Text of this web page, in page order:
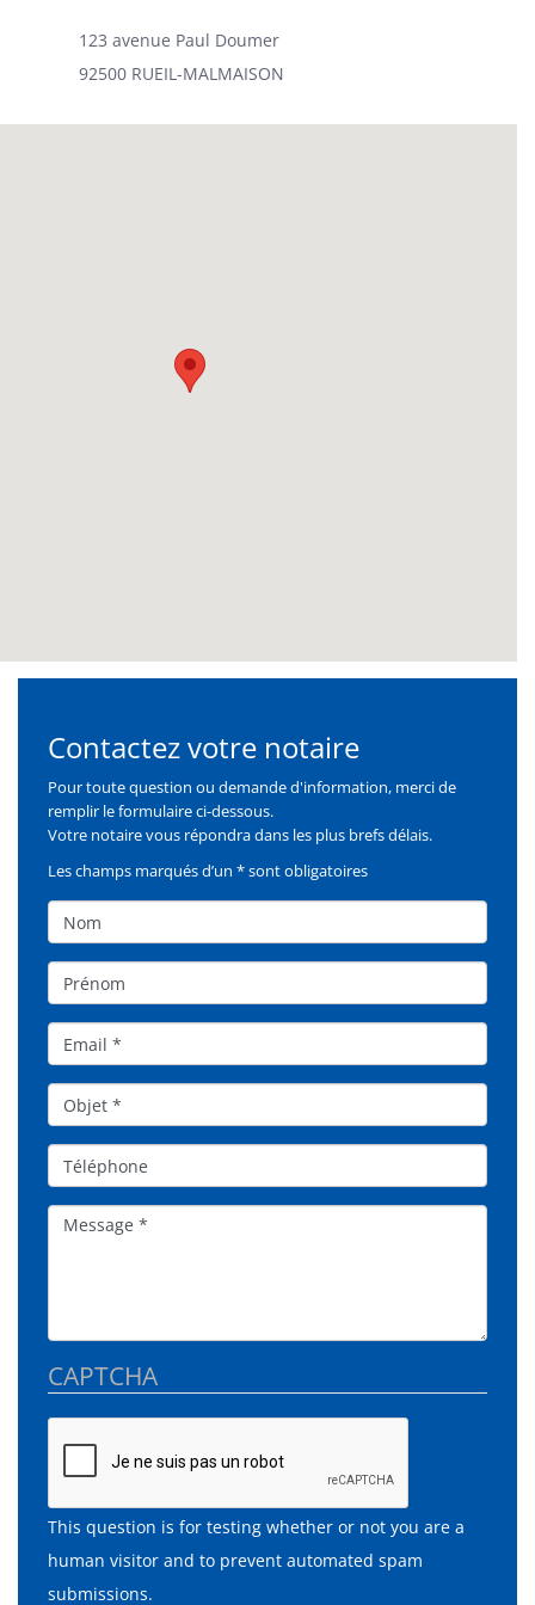
123 avenue Paul Doumer
92500 RUEIL-MALMAISON
Formulaire
Contactez votre notaire
Pour toute question ou demande d'information, merci de
remplir le formulaire ci-dessous.
Votre notaire vous répondra dans les plus brefs délais.
Les champs marqués d’un * sont obligatoires
Nom
Prénom
Email
Objet*
Téléphone
Message
CAPTCHA
This question is for testing whether or not you are a
human visitor and to prevent automated spam
submissions.